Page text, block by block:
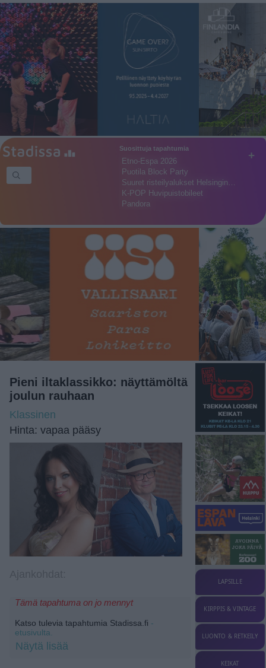
+
Suosittuja tapahtumia
Etno-Espa 2026
Puotila Block Party
Suuret risteilyalukset Helsingin…
K-POP Huvipuistobileet
Pandora
Pieni iltaklassikko: näyttämöltä
joulun rauhaan
Klassinen
Hinta: vapaa pääsy
Tämä tapahtuma on jo mennyt
Katso tulevia tapahtumia Stadissa.fi -
etusivulta.
Näytä lisää
LAPSILLE
KIRPPIS & VINTAGE
LUONTO & RETKEILY
KEIKAT